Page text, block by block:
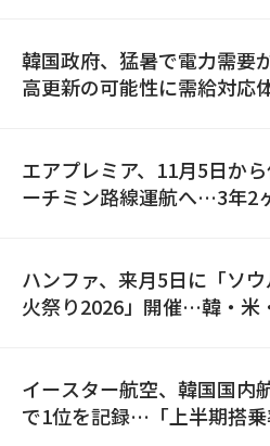
韓国政府、猛暑で電力需要
高更新の可能性に需給対応
エアプレミア、11月5日か
ーチミン路線運航へ…3年2
ハンファ、来月5日に「ソ
火祭り2026」開催…韓・米
イースター航空、韓国国内
で1位を記録…「上半期搭乗